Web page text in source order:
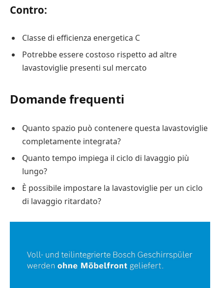
Contro:
Classe di efficienza energetica C
Potrebbe essere costoso rispetto ad altre
lavastoviglie presenti sul mercato
Domande frequenti
Quanto spazio può contenere questa lavastoviglie
completamente integrata?
Quanto tempo impiega il ciclo di lavaggio più
lungo?
È possibile impostare la lavastoviglie per un ciclo
di lavaggio ritardato?